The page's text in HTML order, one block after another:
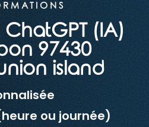
(IA)
97430
ou journée)